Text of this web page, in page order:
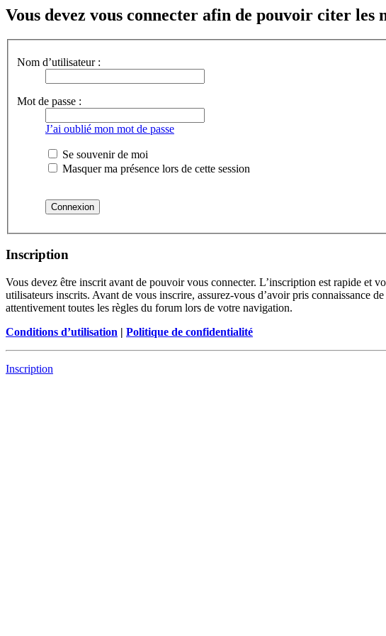
Vous devez vous connecter afin de pouvoir citer les
Nom d’utilisateur :
Mot de passe :
J’ai oublié mon mot de passe
Se souvenir de moi
Masquer ma présence lors de cette session
Inscription
Vous devez être inscrit avant de pouvoir vous connecter. L’inscription est rapide et
utilisateurs inscrits. Avant de vous inscrire, assurez-vous d’avoir pris connaissance
attentivement toutes les règles du forum lors de votre navigation.
Conditions d’utilisation | Politique de confidentialité
Inscription